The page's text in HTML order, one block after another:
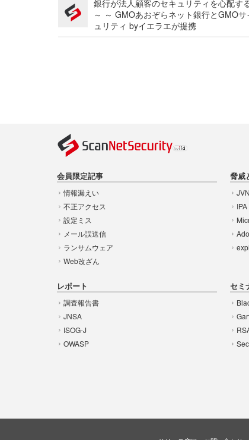
銀行が法人顧客のセキュリティを心配す
～ ～ GMOあおぞらネット銀行とGMO
ュリティ byイエラエが提携
会員限定記事
情報漏えい
不正アクセス
設定ミス
メール誤送信
ランサムウェア
Web改ざん
脅威
JVN
IPA
レポート
調査報告書
JNSA
ISOG-J
OWASP
セミ